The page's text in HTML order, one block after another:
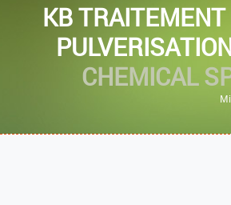
KB TRAITEMENT
CHEMICAL